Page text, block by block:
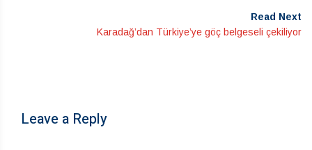
Read Next
Karadağ’dan Türkiye’ye göç belgeseli çekiliyor
Leave a Reply